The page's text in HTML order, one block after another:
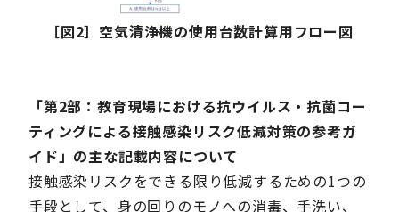
［図2］空気清浄機の使用台数計算用フロー図
「第2部：教育現場における抗ウイルス・抗菌コー
ティングによる接触感染リスク低減対策の参考ガ
イド」の主な記載内容について
接触感染リスクをできる限り低減するための1つの
手段として、身の回りのモノへの消毒、手洗い、